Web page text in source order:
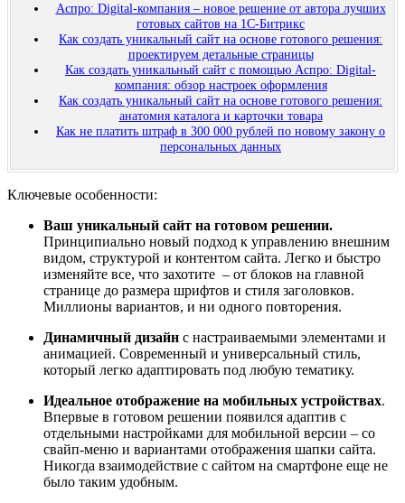
Аспро: Digital-компания – новое решение от автора лучших
готовых сайтов на 1С-Битрикс
Как создать уникальный сайт на основе готового решения:
проектируем детальные страницы
Как создать уникальный сайт с помощью Аспро: Digital-
компания: обзор настроек оформления
Как создать уникальный сайт на основе готового решения:
анатомия каталога и карточки товара
Как не платить штраф в 300 000 рублей по новому закону о
персональных данных
Ключевые особенности:
Ваш уникальный сайт на готовом решении.
Принципиально новый подход к управлению внешним
видом, структурой и контентом сайта. Легко и быстро
изменяйте все, что захотите – от блоков на главной
странице до размера шрифтов и стиля заголовков.
Миллионы вариантов, и ни одного повторения.
Динамичный дизайн с настраиваемыми элементами и
анимацией. Современный и универсальный стиль,
который легко адаптировать под любую тематику.
Идеальное отображение на мобильных устройствах.
Впервые в готовом решении появился адаптив с
отдельными настройками для мобильной версии – со
свайп-меню и вариантами отображения шапки сайта.
Никогда взаимодействие с сайтом на смартфоне еще не
было таким удобным.